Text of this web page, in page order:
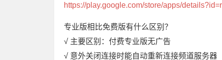
https://play.google.com/store/apps/
专业版相比免费版有什么区别？
√ 主要区别：付费专业版无广告
√ 意外关闭连接时能自动重新连接频道服务器